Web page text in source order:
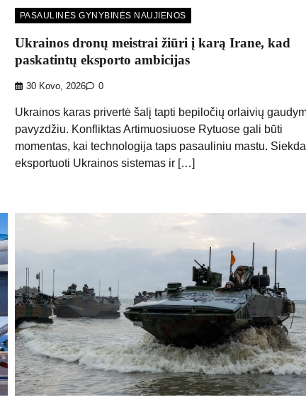
PASAULINĖS GYNYBINĖS NAUJIENOS
Ukrainos dronų meistrai žiūri į karą Irane, kad
paskatintų eksporto ambicijas
30 Kovo, 2026 0
Ukrainos karas privertė šalį tapti bepiločių orlaivių
pavyzdžiu. Konfliktas Artimuosiuose Rytuose gali būti
momentas, kai technologija taps pasauliniu mastu.
eksportuoti Ukrainos sistemas ir […]